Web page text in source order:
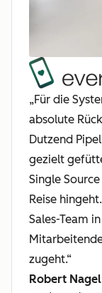
„Für die
absolute
Dutzend
gezielt
Single
Reise
Sales-Team
zugeht.“
Robert Nagel